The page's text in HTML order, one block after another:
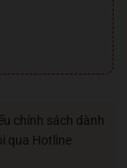
chính sách dành
qua Hotline